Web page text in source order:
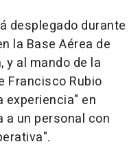
desplegado durante
la Base Aérea de
y al mando de la
Francisco Rubio
experiencia" en
un personal con